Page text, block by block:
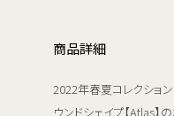
商品詳細
2022年春夏コレクショ
ウンドシェイプ【Atlas】